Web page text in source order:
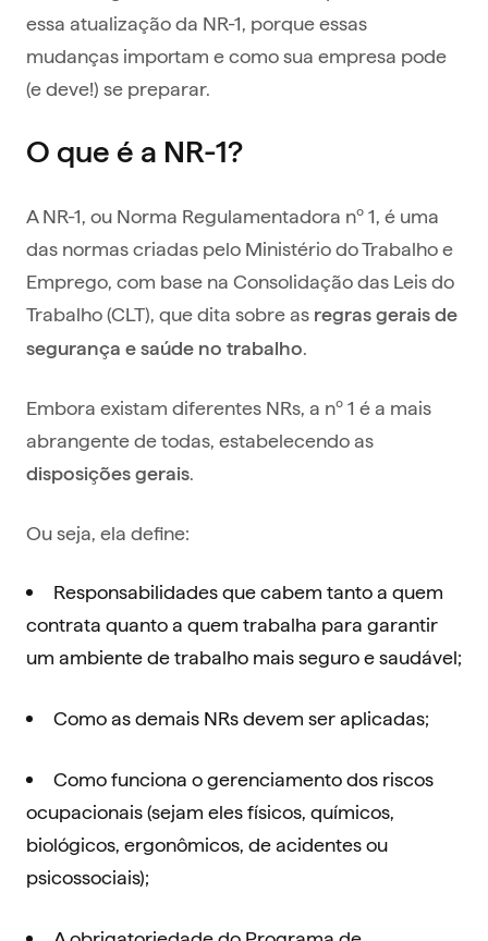
essa atualização da NR-1, porque essas
mudanças importam e como sua empresa pode
(e deve!) se preparar.
O que é a NR-1?
A NR-1, ou Norma Regulamentadora nº 1, é uma
das normas criadas pelo Ministério do Trabalho e
Emprego, com base na Consolidação das Leis do
Trabalho (CLT), que dita sobre as regras gerais de
segurança e saúde no trabalho.
Embora existam diferentes NRs, a nº 1 é a mais
abrangente de todas, estabelecendo as
disposições gerais.
Ou seja, ela define:
Responsabilidades que cabem tanto a quem
contrata quanto a quem trabalha para garantir
um ambiente de trabalho mais seguro e saudável;
Como as demais NRs devem ser aplicadas;
Como funciona o gerenciamento dos riscos
ocupacionais (sejam eles físicos, químicos,
biológicos, ergonômicos, de acidentes ou
psicossociais);